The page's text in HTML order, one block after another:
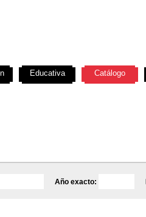
Año exacto:
Educativa Catálogo